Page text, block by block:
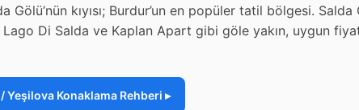
Gölü’nün kıyısı; Burdur’un en popüler tatil bölgesi. Salda
Di Salda ve Kaplan Apart gibi göle yakın, uygun
Yeşilova Konaklama Rehberi ▸